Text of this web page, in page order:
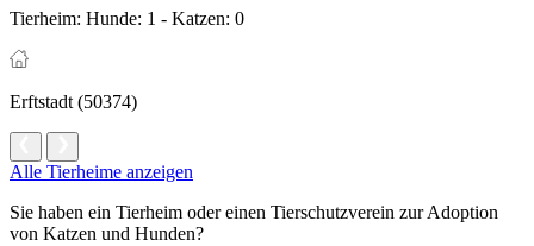
Tierheim: Hunde: 1 - Katzen: 0
Erftstadt (50374)
Alle Tierheime anzeigen
Sie haben ein Tierheim oder einen Tierschutzverein zur Adoption
von Katzen und Hunden?